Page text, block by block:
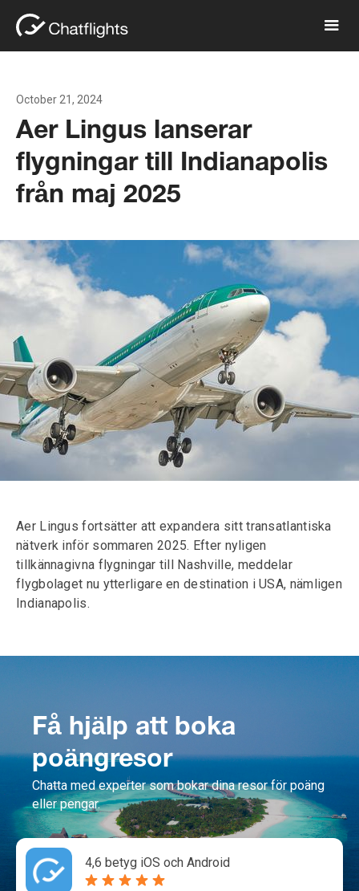
October 21, 2024
Aer Lingus lanserar
flygningar till Indianapolis
från maj 2025
Aer Lingus fortsätter att expandera sitt transatlantiska
nätverk inför sommaren 2025. Efter nyligen
tillkännagivna flygningar till Nashville, meddelar
flygbolaget nu ytterligare en destination i USA, nämligen
Indianapolis.
Få hjälp att boka
poängresor
Chatta med experter som bokar dina resor för poäng
eller pengar.
4,6 betyg iOS och Android